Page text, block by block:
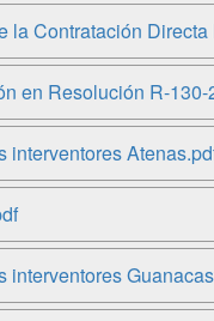
Contratación
en Resolución R-
interventores